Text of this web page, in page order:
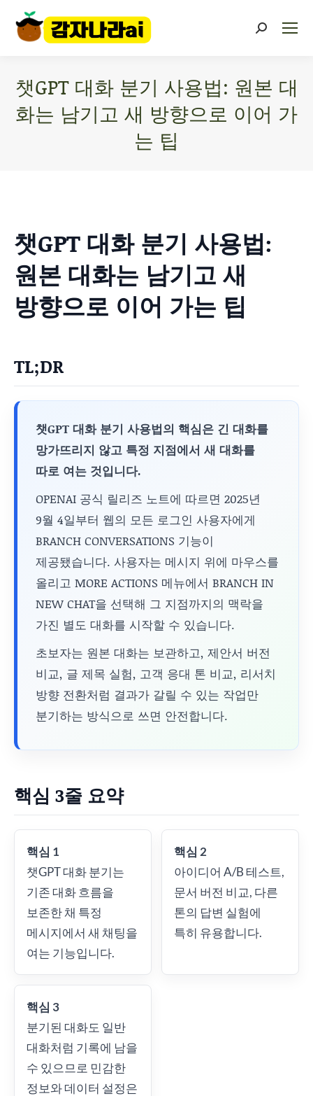
챗GPT 대화 분기 사용법: 원본 대
화는 남기고 새 방향으로 이어 가
는 팁
챗GPT 대화 분기 사용법:
원본 대화는 남기고 새
방향으로 이어 가는 팁
TL;DR
챗GPT 대화 분기 사용법의 핵심은 긴 대화를
망가뜨리지 않고 특정 지점에서 새 대화를
따로 여는 것입니다.
OPENAI 공식 릴리즈 노트에 따르면 2025년
9월 4일부터 웹의 모든 로그인 사용자에게
BRANCH CONVERSATIONS 기능이
제공됐습니다. 사용자는 메시지 위에 마우스를
올리고 MORE ACTIONS 메뉴에서 BRANCH IN
NEW CHAT을 선택해 그 지점까지의 맥락을
가진 별도 대화를 시작할 수 있습니다.
초보자는 원본 대화는 보관하고, 제안서 버전
비교, 글 제목 실험, 고객 응대 톤 비교, 리서치
방향 전환처럼 결과가 갈릴 수 있는 작업만
분기하는 방식으로 쓰면 안전합니다.
핵심 3줄 요약
핵심 1
챗GPT 대화 분기는
기존 대화 흐름을
보존한 채 특정
메시지에서 새 채팅을
여는 기능입니다.
핵심 2
아이디어 A/B 테스트,
문서 버전 비교, 다른
톤의 답변 실험에
특히 유용합니다.
핵심 3
분기된 대화도 일반
대화처럼 기록에 남을
수 있으므로 민감한
정보와 데이터 설정은